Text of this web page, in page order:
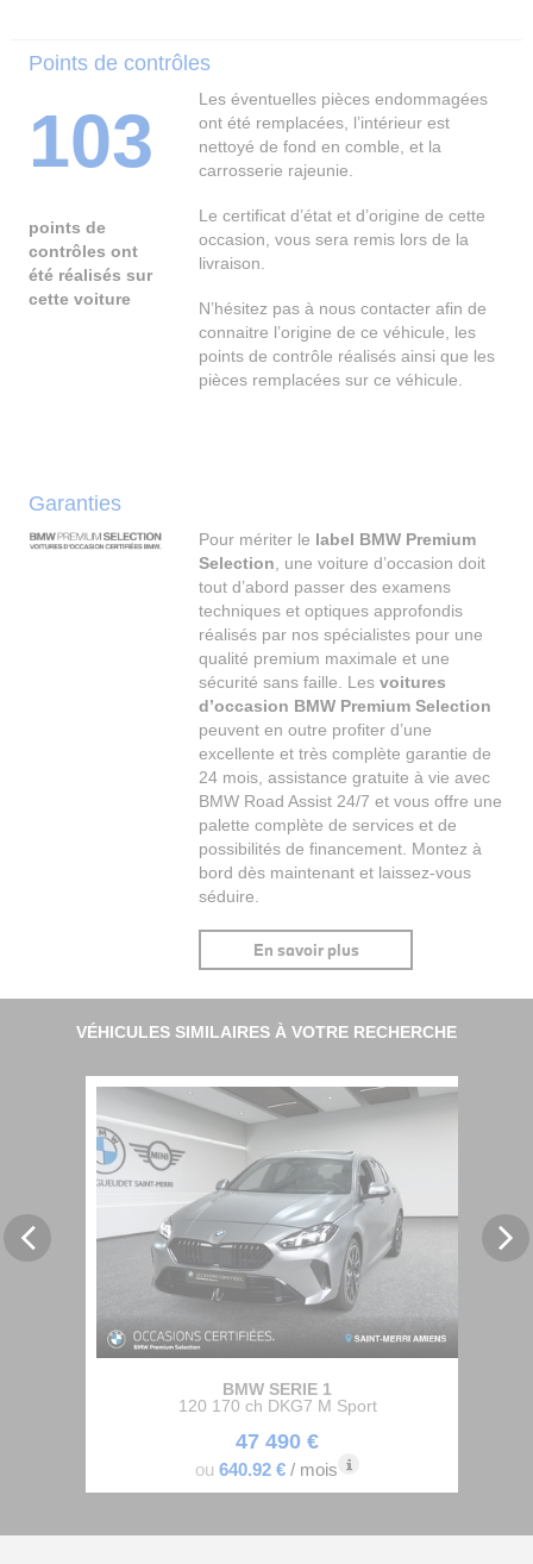
Points de contrôles
103
points de
contrôles ont
été réalisés sur
cette voiture
Les éventuelles pièces endommagées
ont été remplacées, l’intérieur est
nettoyé de fond en comble, et la
carrosserie rajeunie.
Le certificat d’état et d’origine de cette
occasion, vous sera remis lors de la
livraison.
N’hésitez pas à nous contacter afin de
connaitre l’origine de ce véhicule, les
points de contrôle réalisés ainsi que les
pièces remplacées sur ce véhicule.
Garanties
Pour mériter le label BMW Premium
Selection , une voiture d’occasion doit
tout d’abord passer des examens
techniques et optiques approfondis
réalisés par nos spécialistes pour une
qualité premium maximale et une
sécurité sans faille. Lesvoitures
d’occasion BMW Premium Selection
peuvent en outre profiter d’une
excellente et très complète garantie de
24 mois, assistance gratuite à vie avec
BMW Road Assist 24/7 et vous offre une
palette complète de services et de
possibilités de financement. Montez à
bord dès maintenant et laissez-vous
séduire.
En savoir plus
VÉHICULES SIMILAIRES À VOTRE RECHERCHE
BMW SERIE 1
120 170 ch DKG7 M Sport
47 490 €
ou 640.92 € / mois